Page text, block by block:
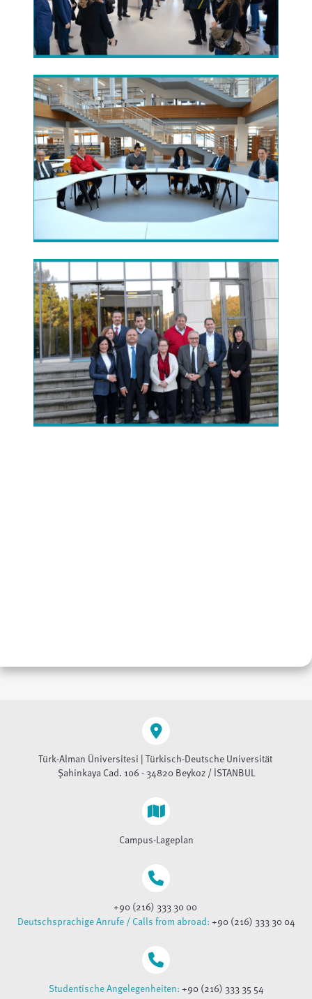
Türk-Alman Üniversitesi | Türkisch-Deutsche Universität
Şahinkaya Cad. 106 - 34820 Beykoz / İSTANBUL
Campus-Lageplan
+90 (216) 333 30 00
Deutschsprachige Anrufe / Calls from abroad:+90 (216) 333 30 04
Studentische Angelegenheiten:+90 (216) 333 35 54